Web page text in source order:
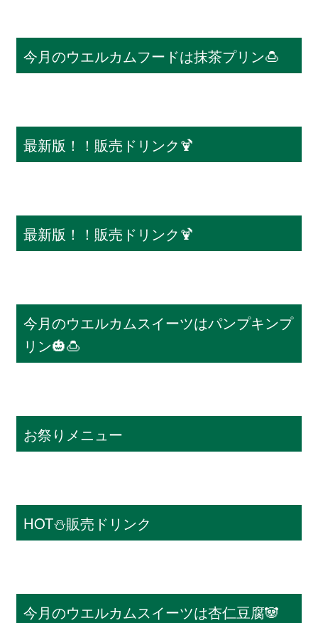
今月のウエルカムフードは抹茶プリン🍮
最新版！！販売ドリンク🍹
最新版！！販売ドリンク🍹
今月のウエルカムスイーツはパンプキンプ
リン🎃🍮
お祭りメニュー
HOT⛄️販売ドリンク
今月のウエルカムスイーツは杏仁豆腐🐼